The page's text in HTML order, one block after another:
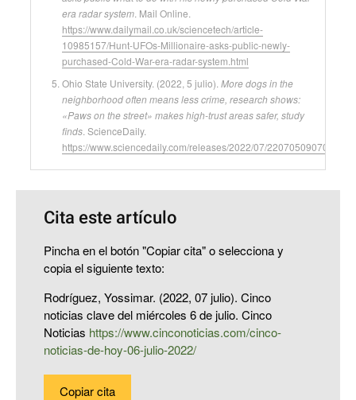
era radar system . Mail Online.
https://www.dailymail.co.uk/sciencetech/article-
10985157/Hunt-UFOs-Millionaire-asks-public-newly-
purchased-Cold-War-era-radar-system.html
Ohio State University. (2022, 5 julio). More dogs in the
neighborhood often means less crime, research shows:
«Paws on the street» makes high-trust areas safer, study
finds . ScienceDaily.
https://www.sciencedaily.com/releases/2022/07/220705090704.htm
Cita este artículo
Pincha en el botón "Copiar cita" o selecciona y
copia el siguiente texto:
Rodríguez, Yossimar. (2022, 07 julio). Cinco
noticias clave del miércoles 6 de julio. Cinco
Noticias https://www.cinconoticias.com/cinco-
noticias-de-hoy-06-julio-2022/
Copiar cita